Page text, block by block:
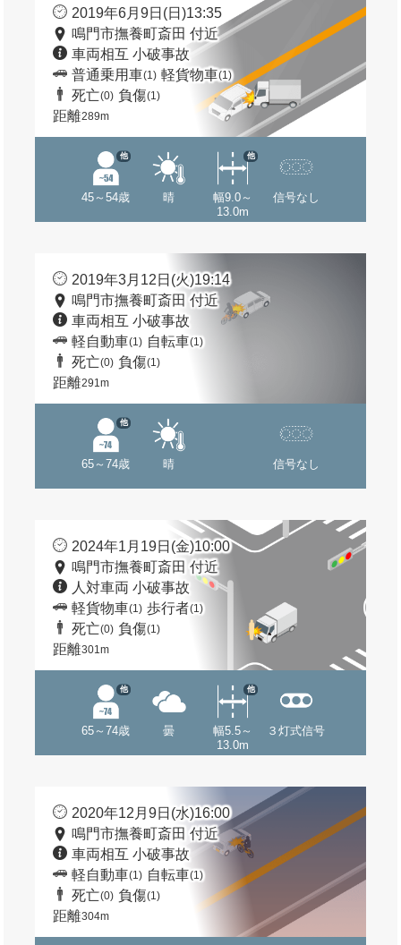
2019年6月9日(日)13:35
鳴門市撫養町斎田 付近
車両相互 小破事故
普通乗用車(1) 軽貨物車(1)
死亡(0) 負傷(1)
距離289m
45～54歳
他
晴
幅9.0～
13.0m
他
信号なし
2019年3月12日(火)19:14
鳴門市撫養町斎田 付近
車両相互 小破事故
軽自動車(1) 自転車(1)
死亡(0) 負傷(1)
距離291m
65～74歳
他
晴 信号なし
2024年1月19日(金)10:00
鳴門市撫養町斎田 付近
人対車両 小破事故
軽貨物車(1) 歩行者(1)
死亡(0) 負傷(1)
距離301m
65～74歳
他
曇
幅5.5～
13.0m
他
３灯式信号
2020年12月9日(水)16:00
鳴門市撫養町斎田 付近
車両相互 小破事故
軽自動車(1) 自転車(1)
死亡(0) 負傷(1)
距離304m